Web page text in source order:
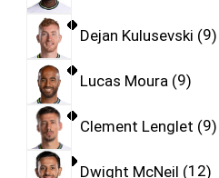
Dejan Kulusevski 9
Lucas Moura 9
Clement Lenglet 9
Dwight McNeil 12